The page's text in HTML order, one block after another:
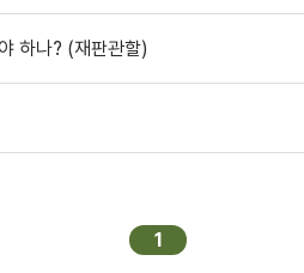
하나? (재판관할)
1